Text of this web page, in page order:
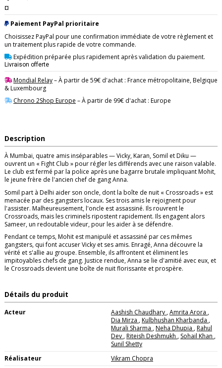
¤
Paiement PayPal prioritaire
Choisissez PayPal pour une confirmation immédiate de votre règlement et
un traitement plus rapide de votre commande.
Expédition préparée plus rapidement après validation du paiement.
Livraison offerte
Mondial Relay– À partir de 59€ d'achat : France métropolitaine, Belgique
& Luxembourg
Chrono 2Shop Europe – À partir de 99€ d'achat : Europe
Description
À Mumbai, quatre amis inséparables — Vicky, Karan, Somil et Diku —
ouvrent un « Fight Club » pour régler les différends avec une raison valable.
Le club est fermé par la police après une bagarre brutale impliquant Mohit,
le jeune frère de l'ancien chef de gang Anna.
Somil part à Delhi aider son oncle, dont la boîte de nuit « Crossroads » est
menacée par des gangsters locaux. Ses trois amis le rejoignent pour
l'assister. Malheureusement, l'oncle est assassiné. Ils rouvrent le
Crossroads, mais les criminels ripostent rapidement. Ils engagent alors
Sameer, un redoutable videur, pour les aider à se défendre.
Pendant ce temps, Mohit est manipulé et assassiné par ces mêmes
gangsters, qui font accuser Vicky et ses amis. Enragé, Anna découvre la
vérité et s'allie au groupe. Ensemble, ils affrontent et éliminent les
impitoyables chefs de gang. Justice rendue, Anna se lie d'amitié avec eux, et
le Crossroads devient une boîte de nuit florissante et prospère.
Détails du produit
Acteur Aashish Chaudhary ,Amrita Arora ,
Dia Mirza ,Kulbhushan Kharbanda ,
Murali Sharma ,Neha Dhupia ,Rahul
Dev ,Riteish Deshmukh , Sohail Khan ,
Sunil Shetty
Réalisateur
Vikram Chopra